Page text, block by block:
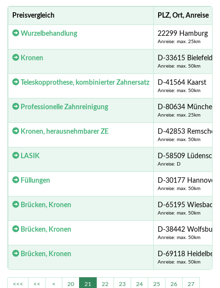
Preisvergleich PLZ, Ort, Anreise
Wurzelbehandlung 22299 Hamburg
Anreise: max. 25km
Kronen D-33615 Bielefeld
Anreise: max. 50km
Teleskopprothese, kombinierter Zahnersatz D-41564 Kaarst
Anreise: max. 50km
Professionelle Zahnreinigung D-80634 München
Anreise: max. 25km
Kronen, herausnehmbarer ZE D-42853 Remscheid
Anreise: max. 50km
LASIK D-58509
Anreise: D
Füllungen D-30177 Hannover
Anreise: max. 50km
Brücken, Kronen D-65195
Anreise: max. 50km
Brücken, Kronen D-38442 Wolfsburg
Anreise: max. 50km
Brücken, Kronen D-69118 Heidelberg
Anreise: max. 50km
<<< << < 20 21 22 23 24 25 26 27